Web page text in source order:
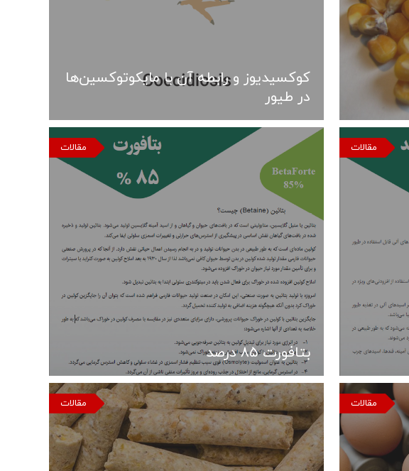
کوکسیدیوز و رابطه آن با مایکوتوکسین‌ها
در طیور
مقالات
بتافورت ۸۵ درصد
مقالات
مقالات مقالات